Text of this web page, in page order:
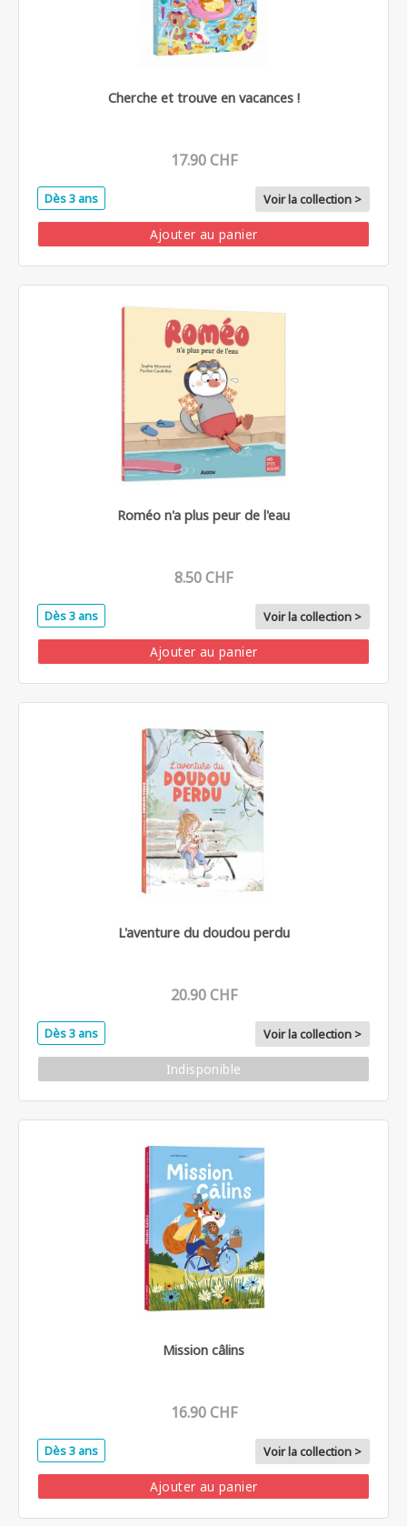
Cherche et trouve en vacances !
17.90 CHF
Dès 3 ans Voir la collection >
Ajouter au panier
Roméo n'a plus peur de l'eau
8.50 CHF
Dès 3 ans Voir la collection >
Ajouter au panier
L'aventure du doudou perdu
20.90 CHF
Dès 3 ans Voir la collection >
Indisponible
Mission câlins
16.90 CHF
Dès 3 ans Voir la collection >
Ajouter au panier